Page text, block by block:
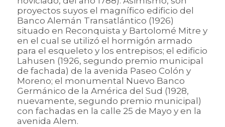
proyectos suyos el magnífico edificio del
Banco Alemán Transatlántico (1926)
situado en Reconquista y Bartolomé Mitre y
en el cual se utilizó el hormigón armado
para el esqueleto y los entrepisos; el edificio
Lahusen (1926, segundo premio municipal
de fachada) de la avenida Paseo Colón y
Moreno; el monumental Nuevo Banco
Germánico de la América del Sud (1928,
nuevamente, segundo premio municipal)
con fachadas en la calle 25 de Mayo y en la
avenida Alem.